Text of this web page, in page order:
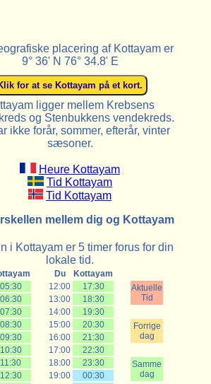
placering af Kottayam er
9° 36' N 76° 34.8' E
ligger mellem Krebsens
og Stenbukkens vendekreds.
ikke forår, sommer, efterår, vinter
sæsoner.
Heure Kottayam
Tid Kottayam
Tid Kottayam
mellem dig og Kottayam
i Kottayam er 5 timer forus for din
lokale tid.
Du
Kottayam
05:30 12:00 17:30
Aktuelle
Tid
06:30 13:00
18:30
07:30 14:00
19:30
08:30 15:00 20:30
Forrige
dag
09:30 16:00
21:30
10:30 17:00
22:30
11:30 18:00 23:30
Samme
dag
12:30 19:00
00:30